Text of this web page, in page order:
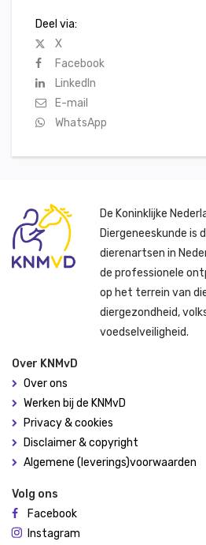
Deel via:
X
Facebook
LinkedIn
E-mail
WhatsApp
De Koninklijke
Diergeneeskunde is
dierenartsen in
de professionele
op het terrein van
diergezondheid,
voedselveiligheid.
Over KNMvD
Over ons
Werken bij de KNMvD
Privacy & cookies
Disclaimer & copyright
Algemene (leverings)voorwaarden
Volg ons
Facebook
Instagram